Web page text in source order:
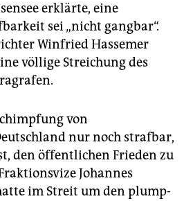
erklärte, eine
sei „nicht gangbar“.
Winfried Hassemer
völlige Streichung des
von
nur noch strafbar,
den öffentlichen Frieden zu
Johannes
im Streit um den plump-